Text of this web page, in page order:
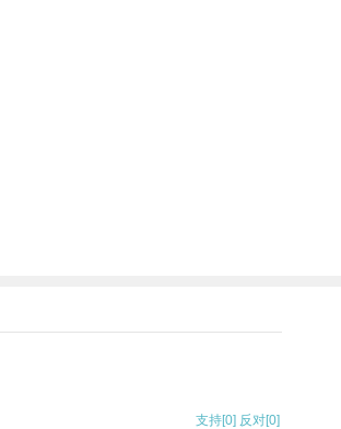
支持[0] 反对[0]